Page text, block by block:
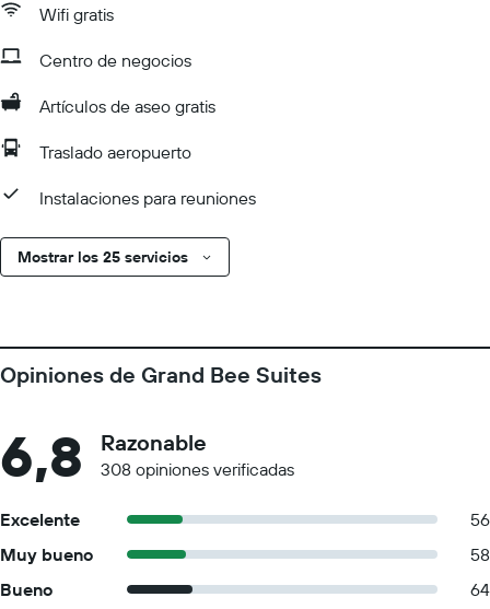
Wifi gratis
Centro de negocios
Artículos de aseo gratis
Traslado aeropuerto
Instalaciones para reuniones
Mostrar los 25 servicios
Opiniones de Grand Bee Suites
6,8 Razonable
308 opiniones verificadas
Excelente
56
Muy bueno
58
Bueno
64